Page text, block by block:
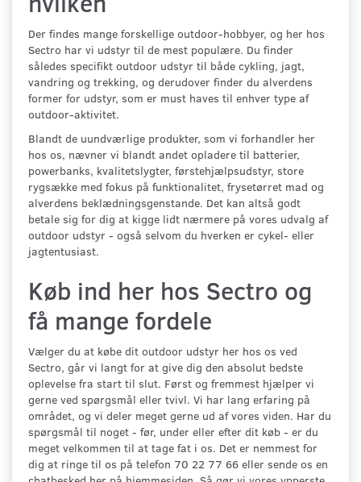
Der findes mange forskellige outdoor-hobbyer, og her hos
Sectro har vi udstyr til de mest populære. Du finder
således specifikt outdoor udstyr til både cykling, jagt,
vandring og trekking, og derudover finder du alverdens
former for udstyr, som er must haves til enhver type af
outdoor-aktivitet.
Blandt de uundværlige produkter, som vi forhandler her
hos os, nævner vi blandt andet opladere til batterier,
powerbanks, kvalitetslygter, førstehjælpsudstyr, store
rygsække med fokus på funktionalitet, frysetørret mad og
alverdens beklædningsgenstande. Det kan altså godt
betale sig for dig at kigge lidt nærmere på vores udvalg af
outdoor udstyr - også selvom du hverken er cykel- eller
jagtentusiast.
Køb ind her hos Sectro og
få mange fordele
Vælger du at købe dit outdoor udstyr her hos os ved
Sectro, går vi langt for at give dig den absolut bedste
oplevelse fra start til slut. Først og fremmest hjælper vi
gerne ved spørgsmål eller tvivl. Vi har lang erfaring på
området, og vi deler meget gerne ud af vores viden. Har du
spørgsmål til noget - før, under eller efter dit køb - er du
meget velkommen til at tage fat i os. Det er nemmest for
dig at ringe til os på telefon 70 22 77 66 eller sende os en